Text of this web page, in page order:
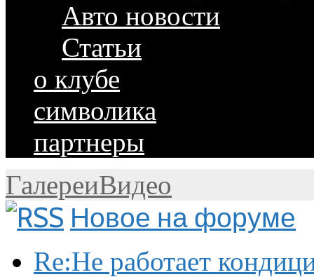
Авто новости
Статьи
о клубе
символика
партнеры
ГалереиВидео
Новое на форуме
Re:Не работает